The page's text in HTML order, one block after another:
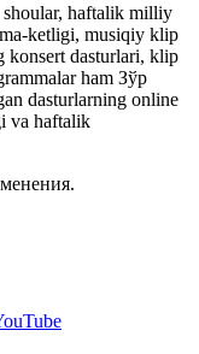
haftalik milliy
ketligi, musiqiy klip
konsert dasturlari, klip
ham Зўр
dasturlarning online
va haftalik